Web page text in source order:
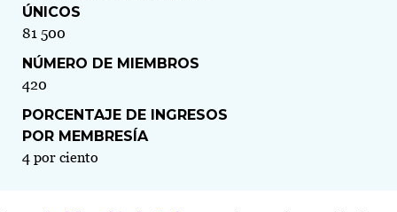
ÚNICOS
81 500
NÚMERO DE MIEMBROS
420
PORCENTAJE DE INGRESOS
POR MEMBRESÍA
4 por ciento